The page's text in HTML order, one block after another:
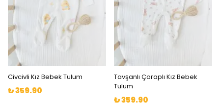
Civcivli Kız Bebek Tulum
₺ 359.90
Tavşanlı Çoraplı Kız Bebek
Tulum
₺ 359.90